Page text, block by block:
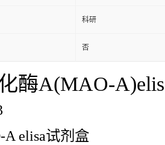
科研
否
酶A(MAO-
elisa试剂盒